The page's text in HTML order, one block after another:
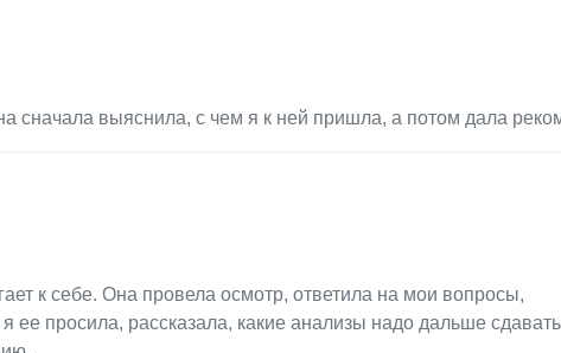
сначала выяснила, с чем я к ней пришла, а потом дала
к себе. Она провела осмотр, ответила на мои вопросы,
ее просила, рассказала, какие анализы надо дальше